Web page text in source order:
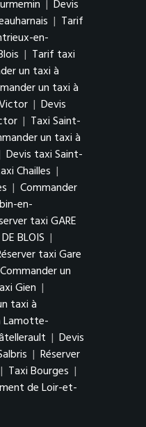
| Devis
| Tarif
en-
| Tarif taxi
un taxi à
un taxi à
| Devis
| Taxi Saint-
un taxi à
Devis taxi Saint-
Chailles |
| Commander
en-
taxi GARE
BLOIS |
taxi Gare
Commander un
Gien |
taxi à
Lamotte-
| Devis
| Réserver
| Taxi Bourges |
de Loir-et-